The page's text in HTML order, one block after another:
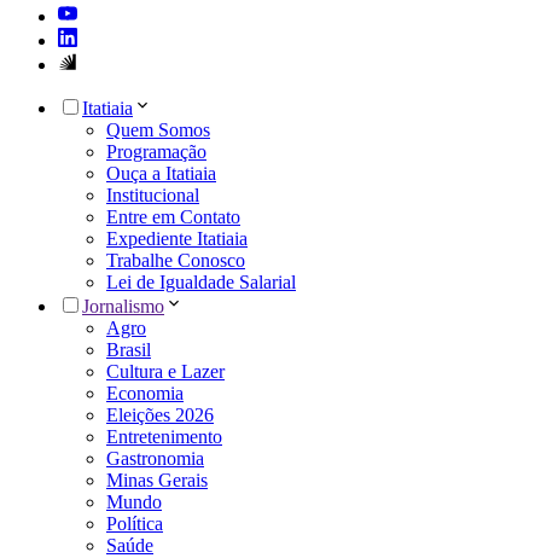
Itatiaia
Quem Somos
Programação
Ouça a Itatiaia
Institucional
Entre em Contato
Expediente Itatiaia
Trabalhe Conosco
Lei de Igualdade Salarial
Jornalismo
Agro
Brasil
Cultura e Lazer
Economia
Eleições 2026
Entretenimento
Gastronomia
Minas Gerais
Mundo
Política
Saúde